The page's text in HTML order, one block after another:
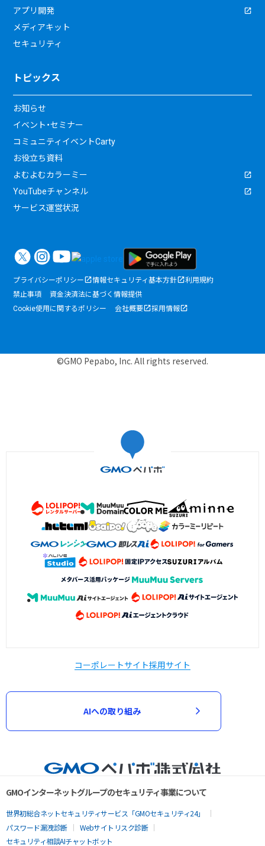
アプリ開発
メディアキット
セキュリティ
トピックス
お知らせ
イベント・セミナー
コミュニティイベントCarty
お役立ち資料
よむよむカラーミー
YouTubeチャンネル
サービス運営状況
プライバシーポリシー 情報セキュリティ基本方針
利用規約
禁止事項
資金決済法に基づく情報提供
Cookie使用に関するポリシー
会社概要 採用情報
©GMO Pepabo, Inc. All rights reserved.
コーポレートサイト採用サイト
AIへの取り組み
GMOインターネットグループのセキュリティ事業について
世界初総合ネットセキュリティサービス「GMOセキュリティ24」
パスワード漏洩診断
Webサイトリスク診断
セキュリティ相談AIチャットボット